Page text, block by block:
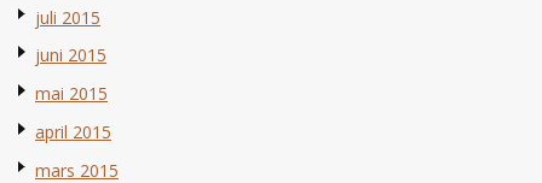
juli 2015
juni 2015
mai 2015
april 2015
mars 2015